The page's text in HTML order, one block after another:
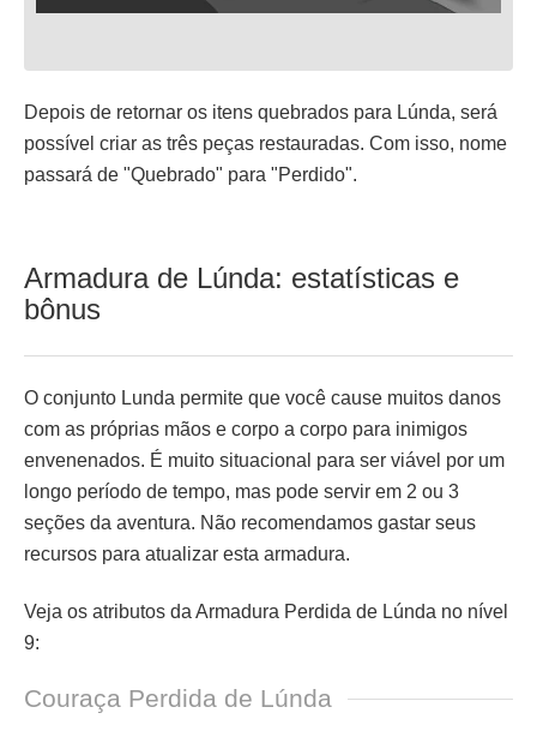
Depois de retornar os itens quebrados para Lúnda, será
possível criar as três peças restauradas. Com isso, nome
passará de "Quebrado" para "Perdido".
Armadura de Lúnda: estatísticas e
bônus
O conjunto Lunda permite que você cause muitos danos
com as próprias mãos e corpo a corpo para inimigos
envenenados. É muito situacional para ser viável por um
longo período de tempo, mas pode servir em 2 ou 3
seções da aventura. Não recomendamos gastar seus
recursos para atualizar esta armadura.
Veja os atributos da Armadura Perdida de Lúnda no nível
9:
Couraça Perdida de Lúnda